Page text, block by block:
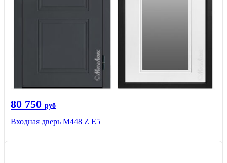
80 750 руб
Входная дверь М448 Z Е5